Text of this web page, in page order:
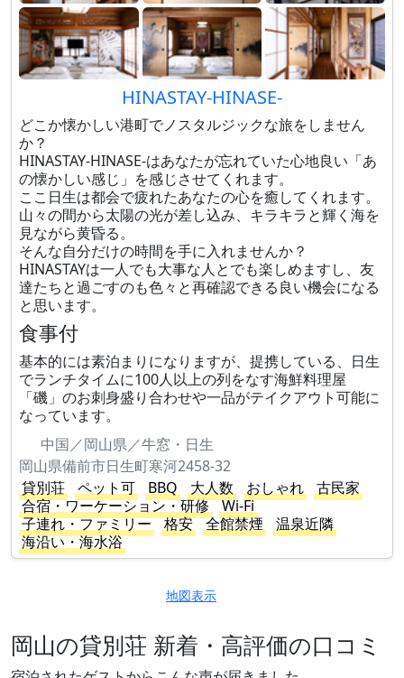
HINASTAY-HINASE-
どこか懐かしい港町でノスタルジックな旅をしません
か？
HINASTAY-HINASE-はあなたが忘れていた心地良い「あ
の懐かしい感じ」を感じさせてくれます。
ここ日生は都会で疲れたあなたの心を癒してくれます。
山々の間から太陽の光が差し込み、キラキラと輝く海を
見ながら黄昏る。
そんな自分だけの時間を手に入れませんか？
HINASTAYは一人でも大事な人とでも楽しめますし、友
達たちと過ごすのも色々と再確認できる良い機会になる
と思います。
食事付
基本的には素泊まりになりますが、提携している、日生
でランチタイムに100人以上の列をなす海鮮料理屋
「磯」のお刺身盛り合わせや一品がテイクアウト可能に
なっています。
中国／岡山県／牛窓・日生
岡山県備前市日生町寒河2458-32
貸別荘
ペット可 BBQ 大人数 おしゃれ
古民家
合宿・ワーケーション・研修
Wi-Fi
子連れ・ファミリー
格安 全館禁煙
温泉近隣
海沿い・海水浴
地図表示
岡山の貸別荘 新着・高評価の口コミ